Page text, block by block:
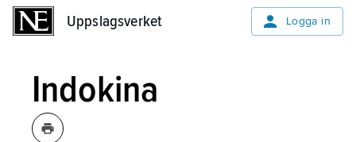
Uppslagsverket Logga in
Indokina